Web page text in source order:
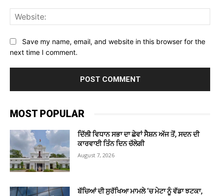
Save my name, email, and website in this browser for the
next time I comment.
MOST POPULAR
ਦਿੱਲੀ ਵਿਧਾਨ ਸਭਾ ਦਾ ਛੇਵਾਂ ਸੈਸ਼ਨ ਅੱਜ ਤੋਂ, ਸਦਨ ਦੀ
ਕਾਰਵਾਈ ਤਿੰਨ ਦਿਨ ਚੱਲੇਗੀ
August 7, 2026
ਬੱਚਿਆਂ ਦੀ ਸੁਰੱਖਿਆ ਮਾਮਲੇ ‘ਚ ਮੇਟਾ ਨੂੰ ਵੱਡਾ ਝਟਕਾ,